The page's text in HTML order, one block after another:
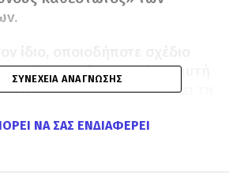
δεν λαμβάνει υπόψη αυτή
«δεν αντικατοπτρίζει τη
να συμβάλει στην ειρήνη και τη
ΣΥΝΈΧΕΙΑ ΑΝΆΓΝΩΣΗΣ
ΝΑ ΣΑΣ ΕΝΔΙΑΦΈΡΕΙ